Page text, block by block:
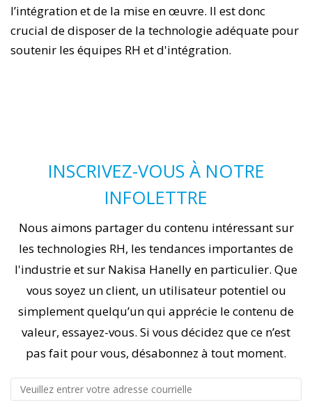
l’intégration et de la mise en œuvre. Il est donc
crucial de disposer de la technologie adéquate pour
soutenir les équipes RH et d'intégration.
INSCRIVEZ-VOUS À NOTRE
INFOLETTRE
Nous aimons partager du contenu intéressant sur
les technologies RH, les tendances importantes de
l'industrie et sur Nakisa Hanelly en particulier. Que
vous soyez un client, un utilisateur potentiel ou
simplement quelqu’un qui apprécie le contenu de
valeur, essayez-vous. Si vous décidez que ce n’est
pas fait pour vous, désabonnez à tout moment.
Business Email*